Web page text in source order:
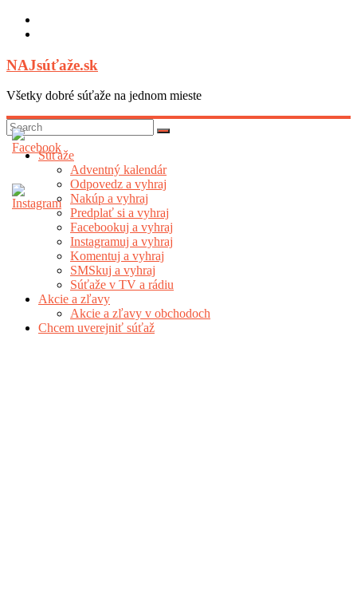
Skip
NAJsúťaže.sk
Všetky dobré súťaže na jednom mieste
Súťaže
Adventný kalendár
Odpovedz a vyhraj
Nakúp a vyhraj
Predplať si a vyhraj
Facebookuj a vyhraj
Instagramuj a vyhraj
Komentuj a vyhraj
SMSkuj a vyhraj
Súťaže v TV a rádiu
Akcie a zľavy
Akcie a zľavy v obchodoch
Chcem uverejniť súťaž